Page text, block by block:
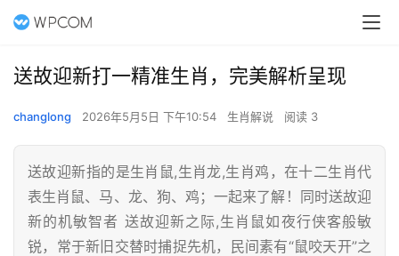
送故迎新打一精准生肖，完美解析呈现
changlong 2026年5月5日 下午10:54 生肖解说 阅读 3
送故迎新指的是生肖鼠,生肖龙,生肖鸡，在十二生肖代
表生肖鼠、马、龙、狗、鸡；一起来了解！同时送故迎
新的机敏智者 送故迎新之际,生肖鼠如夜行侠客般敏
锐，常于新旧交替时捕捉先机，民间素有“鼠咬天开”之